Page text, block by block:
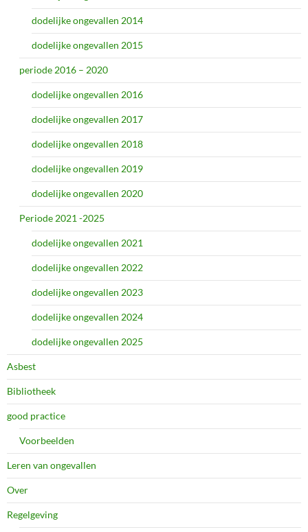
dodelijke ongevallen 2014
dodelijke ongevallen 2015
periode 2016 – 2020
dodelijke ongevallen 2016
dodelijke ongevallen 2017
dodelijke ongevallen 2018
dodelijke ongevallen 2019
dodelijke ongevallen 2020
Periode 2021 -2025
dodelijke ongevallen 2021
dodelijke ongevallen 2022
dodelijke ongevallen 2023
dodelijke ongevallen 2024
dodelijke ongevallen 2025
Asbest
Bibliotheek
good practice
Voorbeelden
Leren van ongevallen
Over
Regelgeving